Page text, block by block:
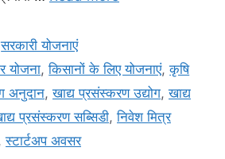
सरकारी योजनाएं
योजना,किसानों के लिए योजनाएं,कृषि
अनुदान,खाद्य प्रसंस्करण उद्योग,खाद्य
प्रसंस्करण सब्सिडी,निवेश मित्र
,स्टार्टअप अवसर